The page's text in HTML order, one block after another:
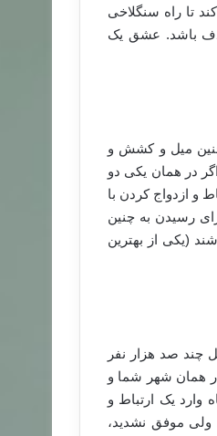
تا راه سنگلاخی
هدف باشد. عشق یک
چنین میل و کشش و
در همان یکی دو
و ازدواج کردن با
رسیدن به چنین
باشند (یکی از بهترین
چند صد هزار نفر
همان شهر شما و
وارد یک ارتباط و
ولی موفق نشدید،